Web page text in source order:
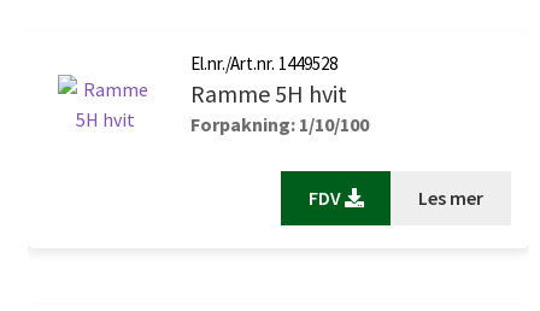
El.nr./Art.nr. 1449528
Ramme 5H hvit
Forpakning: 1/10/100
FDV Les mer